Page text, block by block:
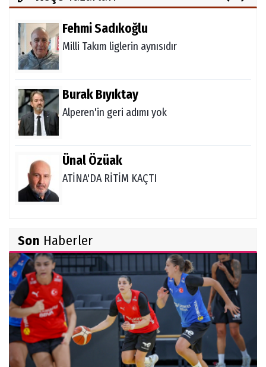
Fehmi Sadıkoğlu
Milli Takım liglerin aynısıdır
Burak Bıyıktay
Alperen'in geri adımı yok
Ünal Özüak
ATİNA'DA RİTİM KAÇTI
DELİKANLI KOÇLAR
Hüseyin Demir
Amerikan Rüyası: Genç Türklerin NCAA
Rotası Büyüyor
Derya Yannıer
Son Haberler